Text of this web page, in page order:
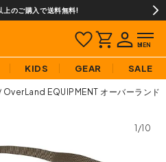
日発送(営業日に限ります)
KIDS GEAR SALE
OverLand EQUIPMENT オーバーランド
1/10